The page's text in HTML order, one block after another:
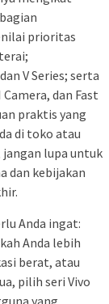
prioritas
V Series; serta
dan Fast
praktis yang
di toko atau
lupa untuk
dan kebijakan
Anda ingat:
Anda lebih
berat, atau
pilih seri Vivo